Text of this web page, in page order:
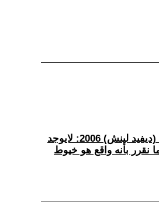
(31) امبراطورية الداخل (ديفيد لينش) 2006: لايوجد
نقرر بأنه واقع هو خيوط